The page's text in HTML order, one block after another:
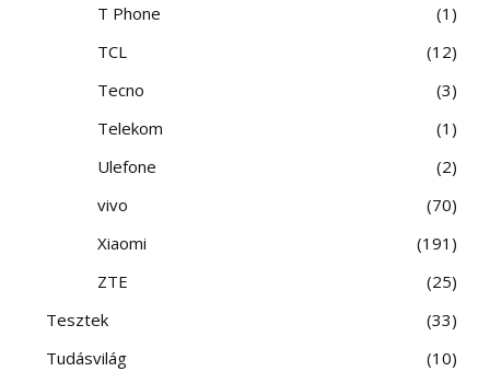
T Phone
1
TCL
12
Tecno
3
Telekom
1
Ulefone
2
vivo
70
Xiaomi
191
ZTE
25
Tesztek
33
Tudásvilág
10